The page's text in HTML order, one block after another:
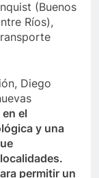
(Buenos
Ríos),
Diego
en el
y una
permitir un